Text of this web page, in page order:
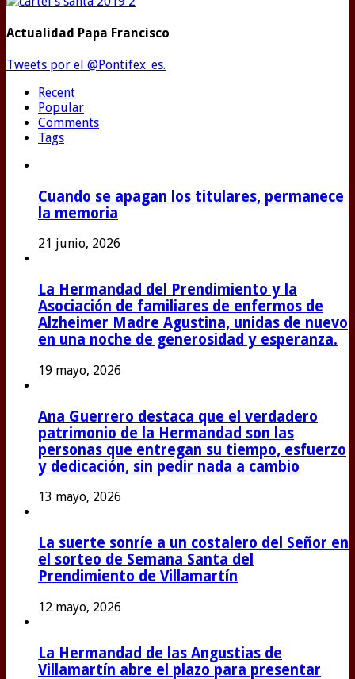
Actualidad Papa Francisco
Tweets por el @Pontifex_es.
Recent
Popular
Comments
Tags
Cuando se apagan los titulares, permanece
la memoria
21 junio, 2026
La Hermandad del Prendimiento y la
Asociación de familiares de enfermos de
Alzheimer Madre Agustina, unidas de nuevo
en una noche de generosidad y esperanza.
19 mayo, 2026
Ana Guerrero destaca que el verdadero
patrimonio de la Hermandad son las
personas que entregan su tiempo, esfuerzo
y dedicación, sin pedir nada a cambio
13 mayo, 2026
La suerte sonríe a un costalero del Señor en
el sorteo de Semana Santa del
Prendimiento de Villamartín
12 mayo, 2026
La Hermandad de las Angustias de
Villamartín abre el plazo para presentar